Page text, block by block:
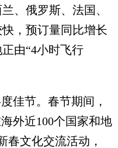
、俄罗斯、法国、
，预订量同比增长
由“4小时飞行
节。春节期间，
外近100个国家和地
春文化交流活动，